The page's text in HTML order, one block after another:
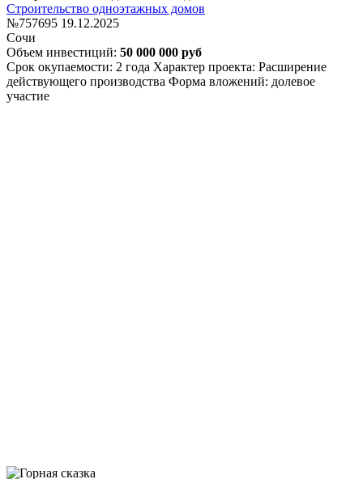
Строительство одноэтажных домов
№757695 19.12.2025
Сочи
Объем инвестиций: 50 000 000 руб
Срок окупаемости: 2 года Характер проекта: Расширение
действующего производства Форма вложений: долевое
участие